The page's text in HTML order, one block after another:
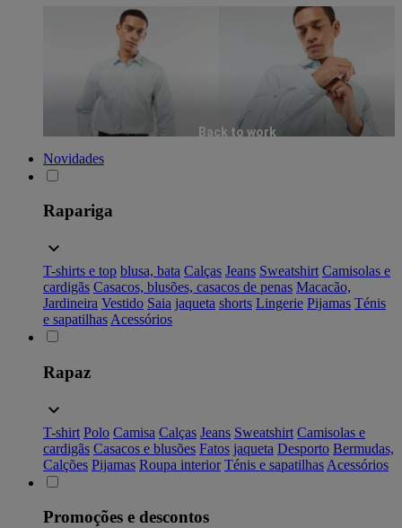
Back to work
Novidades
Rapariga
T-shirts e top blusa, bata Calças Jeans Sweatshirt Camisolas e
cardigãs Casacos, blusões, casacos de penas Macacão,
Jardineira Vestido Saia jaqueta shorts Lingerie Pijamas Ténis
e sapatilhas Acessórios
Rapaz
T-shirt Polo Camisa Calças Jeans Sweatshirt Camisolas e
cardigãs Casacos e blusões Fatos jaqueta Desporto Bermudas,
Calções Pijamas Roupa interior Ténis e sapatilhas Acessórios
Promoções e descontos